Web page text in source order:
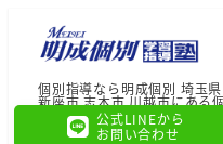
個別指導なら明成個別 埼玉
新座市,志木市,川越市にある
公式LINEから
お問い合わせ